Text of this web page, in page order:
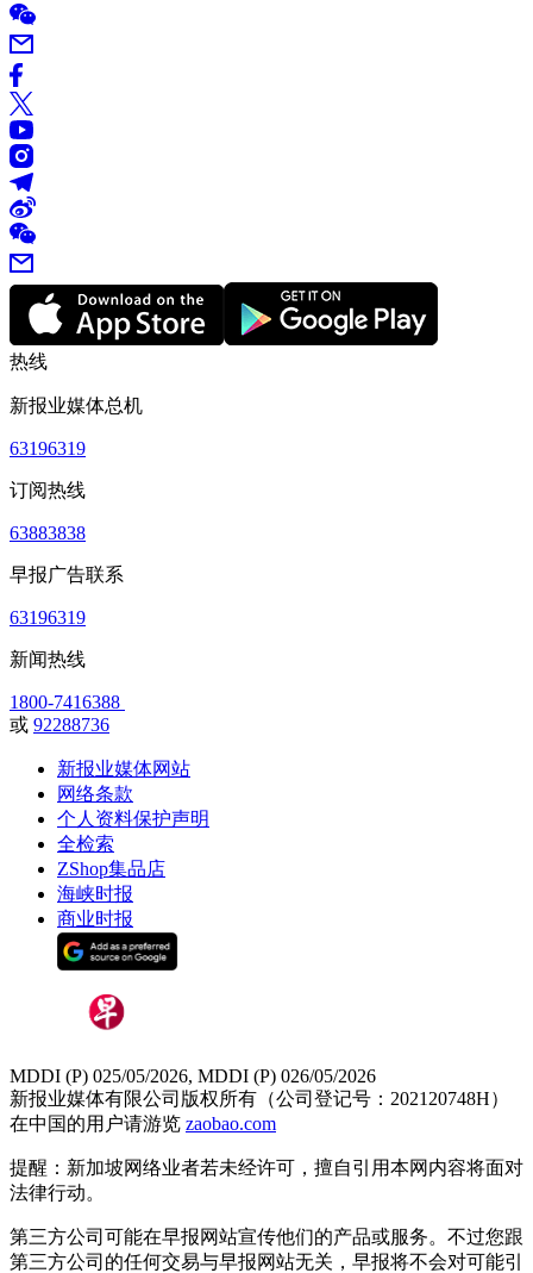
热线
新报业媒体总机
63196319
订阅热线
63883838
早报广告联系
63196319
新闻热线
1800-7416388
或 92288736
新报业媒体网站
网络条款
个人资料保护声明
全检索
ZShop集品店
海峡时报
商业时报
MDDI (P) 025/05/2026, MDDI (P) 026/05/2026
新报业媒体有限公司版权所有（公司登记号：202120748H）
在中国的用户请游览 zaobao.com
提醒：新加坡网络业者若未经许可，擅自引用本网内容将面对
法律行动。
第三方公司可能在早报网站宣传他们的产品或服务。不过您跟
第三方公司的任何交易与早报网站无关，早报将不会对可能引